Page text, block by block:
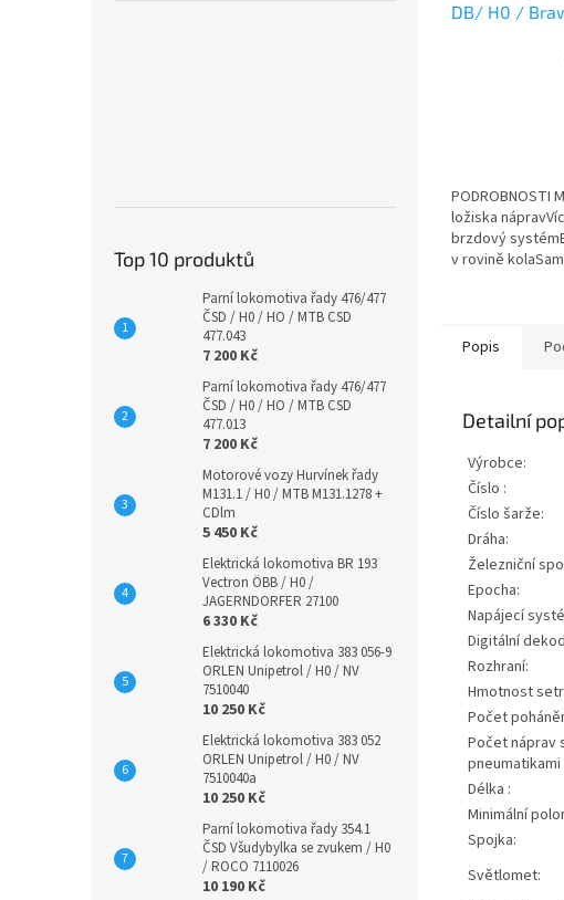
Top 10 produktů
Parní lokomotiva řady 476/477
ČSD / H0 / HO / MTB CSD
477.043
7 200 Kč
Parní lokomotiva řady 476/477
ČSD / H0 / HO / MTB CSD
477.013
7 200 Kč
Motorové vozy Hurvínek řady
M131.1 / H0 / MTB M131.1278 +
CDlm
5 450 Kč
Elektrická lokomotiva BR 193
Vectron ÖBB / H0 /
JAGERNDORFER 27100
6 330 Kč
Elektrická lokomotiva 383 056-9
ORLEN Unipetrol / H0 / NV
7510040
10 250 Kč
Elektrická lokomotiva 383 052
ORLEN Unipetrol / H0 / NV
7510040a
10 250 Kč
Parní lokomotiva řady 354.1
ČSD Všudybylka se zvukem / H0
/ ROCO 7110026
10 190 Kč
DB/ H0 /
PODROBNOSTI
ložiska
brzdový
v rovině
Popis
Detailní
Výrobce:
Číslo :
Číslo šarže:
Dráha:
Železniční
Epocha:
Napájecí
Digitální
Rozhraní:
Hmotnost
Počet
Počet náprav
pneumatikami
Délka :
Minimální
Spojka:
Světlomet: